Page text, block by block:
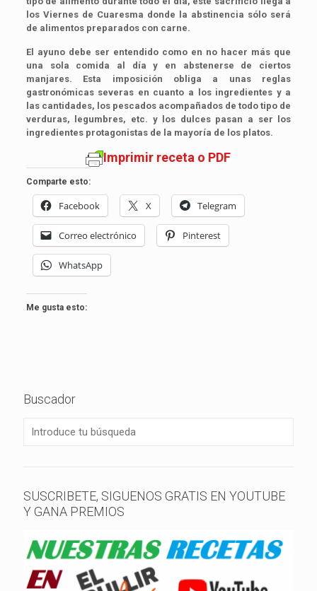
los Viernes de Cuaresma donde la abstinencia sólo será
de alimentos preparados con carne.
El ayuno debe ser entendido como en no hacer más que
una sola comida al día y en abstenerse de ciertos
manjares. Esta imposición obliga a unas reglas
gastronómicas severas en cuanto a los ingredientes y a
las cantidades, los pescados acompañados de todo tipo de
verduras, legumbres, etc. y los dulces pasan a ser los
ingredientes protagonistas de la mayoría de los platos.
Imprimir receta o PDF
Comparte esto:
Facebook X Telegram
Correo electrónico Pinterest
WhatsApp
Me gusta esto:
Buscador
SUSCRIBETE, SIGUENOS GRATIS EN YOUTUBE
Y GANA PREMIOS